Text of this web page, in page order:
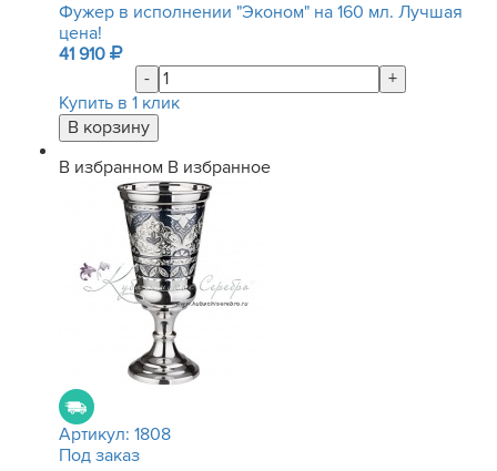
Фужер в исполнении "Эконом" на 160 мл. Лучшая
цена!
41 910
-
+
Купить в 1 клик
В избранном В избранное
Артикул: 1808
Под заказ